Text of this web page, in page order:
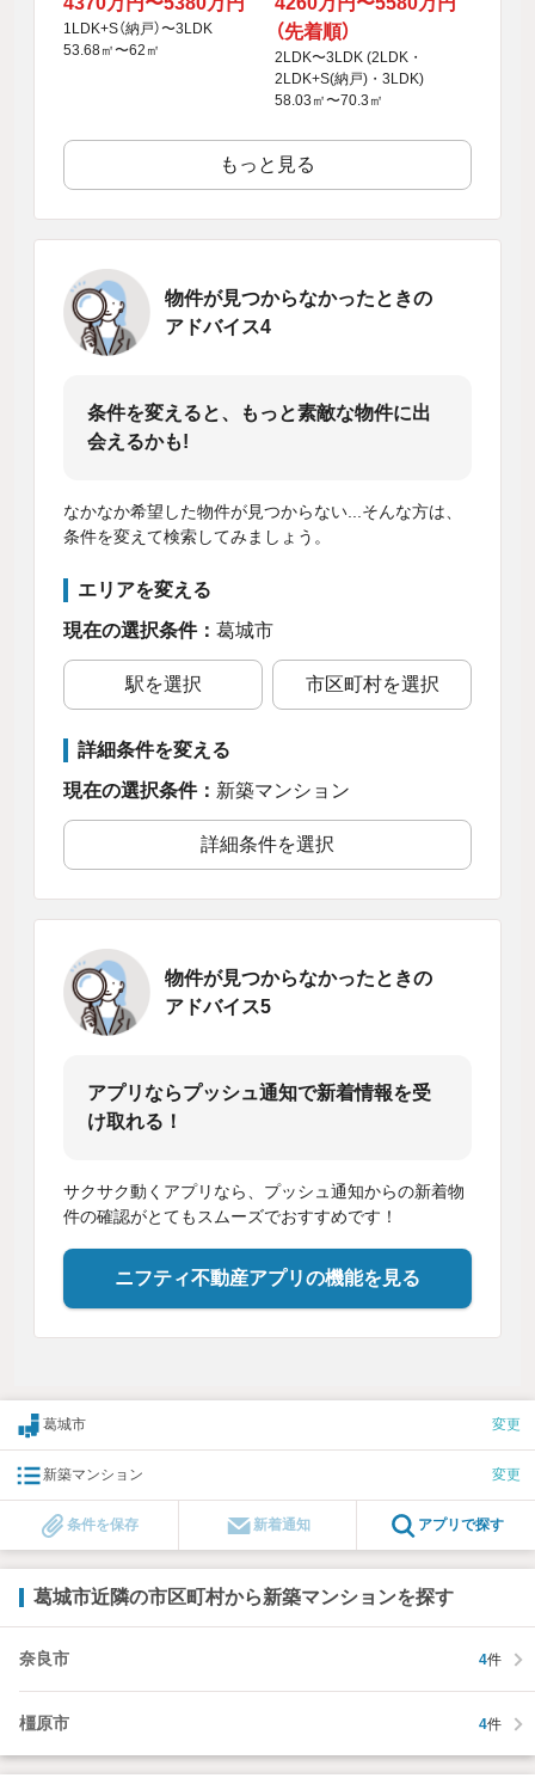
1LDK+S（納戸）〜3LDK
53.68㎡〜62㎡
（先着順）
2LDK〜3LDK (2LDK・
2LDK+S(納戸)・3LDK)
58.03㎡〜70.3㎡
もっと見る
物件が見つからなかったときの
アドバイス4
条件を変えると、もっと素敵な物件に出
会えるかも!
なかなか希望した物件が見つからない...そんな方は、
条件を変えて検索してみましょう。
エリアを変える
現在の選択条件： 葛城市
駅を選択 市区町村を選択
詳細条件を変える
現在の選択条件： 新築マンション
詳細条件を選択
物件が見つからなかったときの
アドバイス5
アプリならプッシュ通知で新着情報を受
け取れる！
サクサク動くアプリなら、プッシュ通知からの新着物
件の確認がとてもスムーズでおすすめです！
ニフティ不動産アプリの機能を見る
葛城市 変更
新築マンション 変更
条件を保存 新着通知 アプリで探す
葛城市近隣の市区町村から新築マンションを探す
奈良市 4件
橿原市 4件